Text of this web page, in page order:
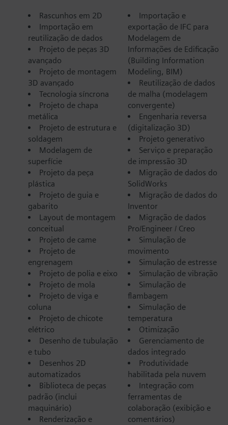
Rascunhos em 2D
Importação em
reutilização de dados
Projeto de peças 3D
avançado
Projeto de montagem
3D avançado
Tecnologia síncrona
Projeto de chapa
metálica
Projeto de estrutura e
soldagem
Modelagem de
superfície
Projeto da peça
plástica
Projeto de guia e
gabarito
Layout de montagem
conceitual
Projeto de came
Projeto de
engrenagem
Projeto de polia e eixo
Projeto de mola
Projeto de viga e
coluna
Projeto de chicote
elétrico
Desenho de tubulação
e tubo
Desenhos 2D
automatizados
Biblioteca de peças
padrão (inclui
maquinário)
Renderização e
Importação e
exportação de IFC para
Modelagem de
Informações de Edificação
(Building Information
Modeling, BIM)
Reutilização de dados
de malha (modelagem
convergente)
Engenharia reversa
(digitalização 3D)
Projeto generativo
Serviço e preparação
de impressão 3D
Migração de dados do
SolidWorks
Migração de dados do
Inventor
Migração de dados
Pro/Engineer / Creo
Simulação de
movimento
Simulação de estresse
Simulação de vibração
Simulação de
flambagem
Simulação de
temperatura
Otimização
Gerenciamento de
dados integrado
Produtividade
habilitada pela nuvem
Integração com
ferramentas de
colaboração (exibição e
comentários)